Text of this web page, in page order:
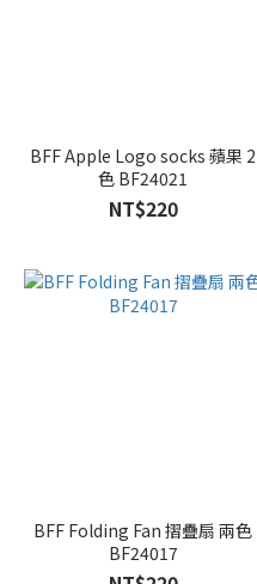
BFF Apple Logo socks 蘋果 2
色 BF24021
NT$220
BFF Folding Fan 摺疊扇 兩色
BF24017